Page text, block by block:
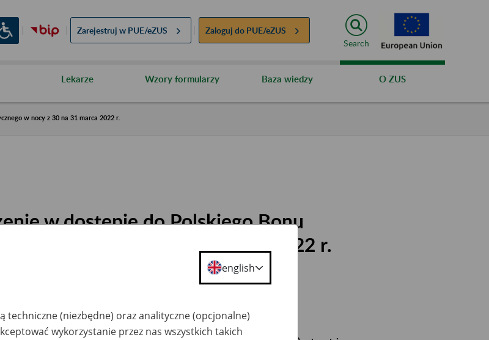
Zarejestruj w PUE/eZUS Zaloguj do PUE/eZUS
Search
Lekarze Wzory formularzy Baza wiedzy O ZUS
w nocy z 30 na 31 marca 2022 r.
w dostępie do Polskiego Bonu
w nocy z 30 na 31 marca 2022 r.
english
techniczne (niezbędne) oraz analityczne (opcjonalne)
wykorzystanie przez nas wszystkich takich